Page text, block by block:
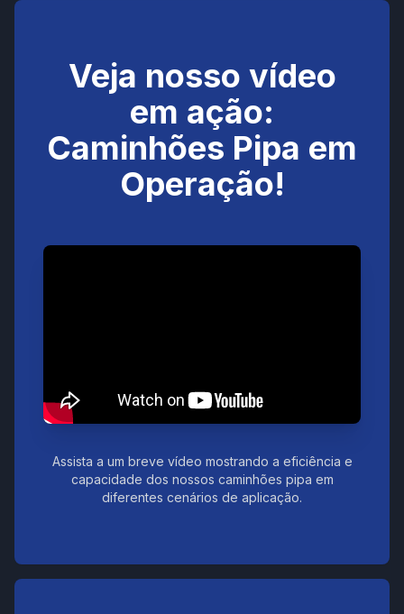
Veja nosso vídeo
em ação:
Caminhões Pipa em
Operação!
Assista a um breve vídeo mostrando a eficiência e
capacidade dos nossos caminhões pipa em
diferentes cenários de aplicação.